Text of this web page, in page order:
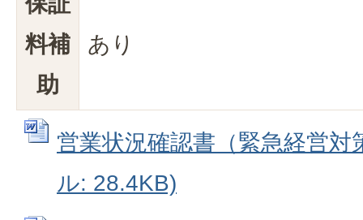
料補
助
あり
営業状況確認書（緊急経営対
ル: 28.4KB)